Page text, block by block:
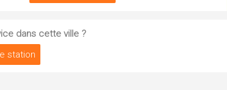
dans cette ville ?
station